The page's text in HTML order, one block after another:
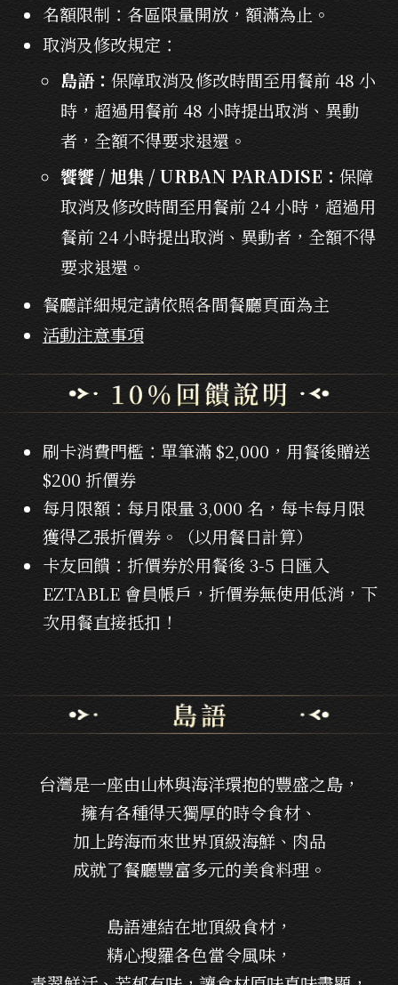
名額限制：各區限量開放，額滿為止。
取消及修改規定：
島語： 保障取消及修改時間至用餐前 48 小
時，超過用餐前 48 小時提出取消、異動
者，全額不得要求退還。
饗饗 / 旭集 / URBAN PARADISE： 保障
取消及修改時間至用餐前 24 小時，超過用
餐前 24 小時提出取消、異動者，全額不得
要求退還。
餐廳詳細規定請依照各間餐廳頁面為主
活動注意事項
刷卡消費門檻：單筆滿 $2,000，用餐後贈送
$200 折價券
每月限額：每月限量 3,000 名，每卡每月限
獲得乙張折價券。（以用餐日計算）
卡友回饋：折價券於用餐後 3-5 日匯入
EZTABLE 會員帳戶，折價券無使用低消，下
次用餐直接抵扣！
台灣是一座由山林與海洋環抱的豐盛之島，
擁有各種得天獨厚的時令食材、
加上跨海而來世界頂級海鮮、肉品
成就了餐廳豐富多元的美食料理。
島語連結在地頂級食材，
精心搜羅各色當令風味，